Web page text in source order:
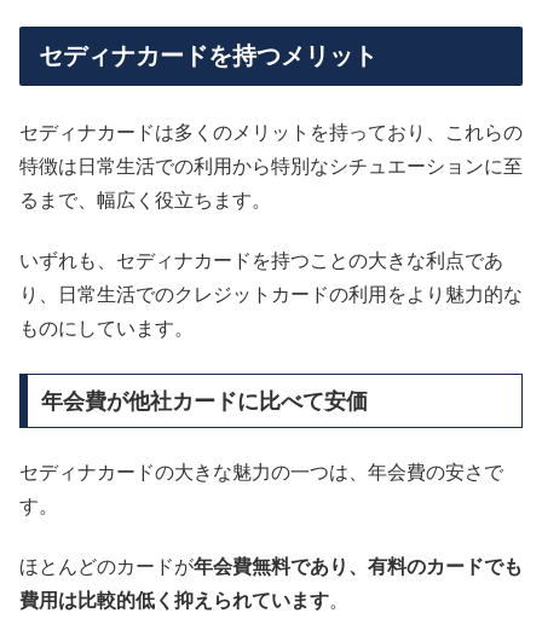
セディナカードを持つメリット
セディナカードは多くのメリットを持っており、これらの
特徴は日常生活での利用から特別なシチュエーションに至
るまで、幅広く役立ちます。
いずれも、セディナカードを持つことの大きな利点であ
り、日常生活でのクレジットカードの利用をより魅力的な
ものにしています。
年会費が他社カードに比べて安価
セディナカードの大きな魅力の一つは、年会費の安さで
す。
ほとんどのカードが年会費無料であり、有料のカードでも
費用は比較的低く抑えられています。